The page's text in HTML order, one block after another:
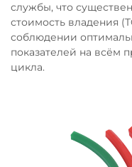
службы, что
стоимость владения
соблюдении
показателей на всём
цикла.